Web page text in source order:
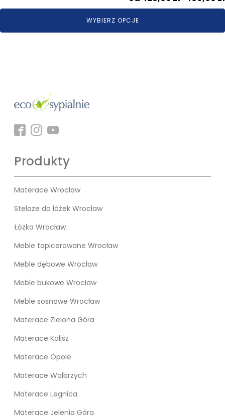
WYBIERZ OPCJE
Produkty
Materace Wrocław
Stelaże do łóżek Wrocław
Łóżka Wrocław
Meble tapicerowane Wrocław
Meble dębowe Wrocław
Meble bukowe Wrocław
Meble sosnowe Wrocław
Materace Zielona Góra
Materace Kalisz
Materace Opole
Materace Wałbrzych
Materace Legnica
Materace Jelenia Góra